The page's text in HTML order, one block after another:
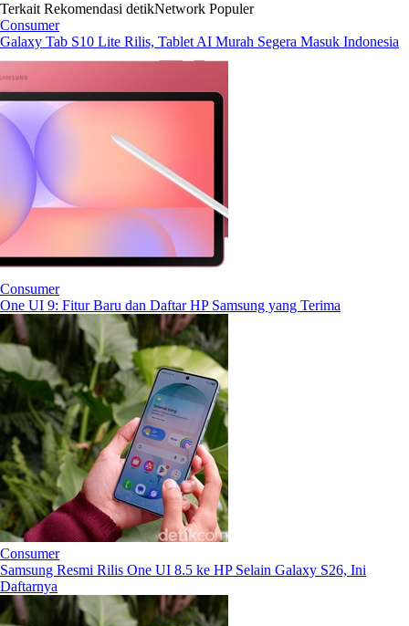
Terkait Rekomendasi detikNetwork Populer
Consumer
Galaxy Tab S10 Lite Rilis, Tablet AI Murah Segera Masuk Indonesia
Consumer
One UI 9: Fitur Baru dan Daftar HP Samsung yang Terima
Consumer
Samsung Resmi Rilis One UI 8.5 ke HP Selain Galaxy S26, Ini
Daftarnya